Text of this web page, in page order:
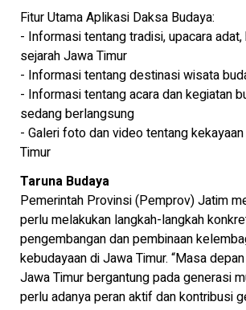
Fitur Utama Aplikasi Daksa Budaya:
- Informasi tentang tradisi, upacara
sejarah Jawa Timur
- Informasi tentang destinasi wisata
- Informasi tentang acara dan kegiatan
sedang berlangsung
- Galeri foto dan video tentang
Timur
Taruna Budaya
Pemerintah Provinsi (Pemprov) Jatim
perlu melakukan langkah-langkah
pengembangan dan pembinaan
kebudayaan di Jawa Timur. “Masa
Jawa Timur bergantung pada generasi
perlu adanya peran aktif dan kontribusi